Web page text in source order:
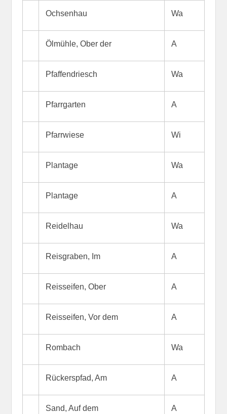
Ochsenhau Wa
Ölmühle, Ober der A
Pfaffendriesch Wa
Pfarrgarten A
Pfarrwiese Wi
Plantage Wa
Plantage A
Reidelhau Wa
Reisgraben, Im A
Reisseifen, Ober A
Reisseifen, Vor dem A
Rombach Wa
Rückerspfad, Am A
Sand, Auf dem A